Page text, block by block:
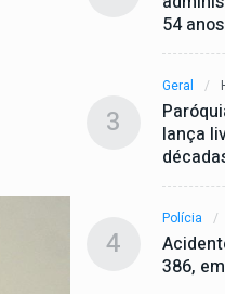
54 anos
3
Geral
lança
4
Polícia
386,